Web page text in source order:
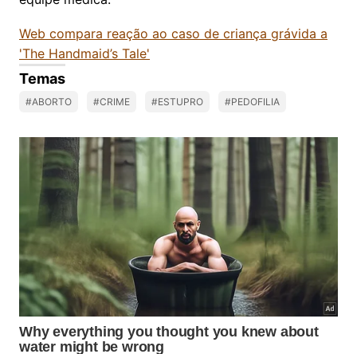
Web compara reação ao caso de criança grávida a
'The Handmaid’s Tale'
Temas
#ABORTO #CRIME #ESTUPRO #PEDOFILIA